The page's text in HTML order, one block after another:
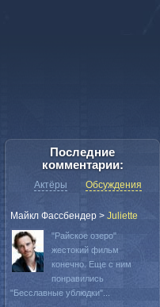
Последние
комментарии:
Актёры Обсуждения
Майкл Фассбендер > Juliette
"Райское озеро"
жестокий фильм
конечно. Еще с ним
понравились
"Бесславные ублюдки"...